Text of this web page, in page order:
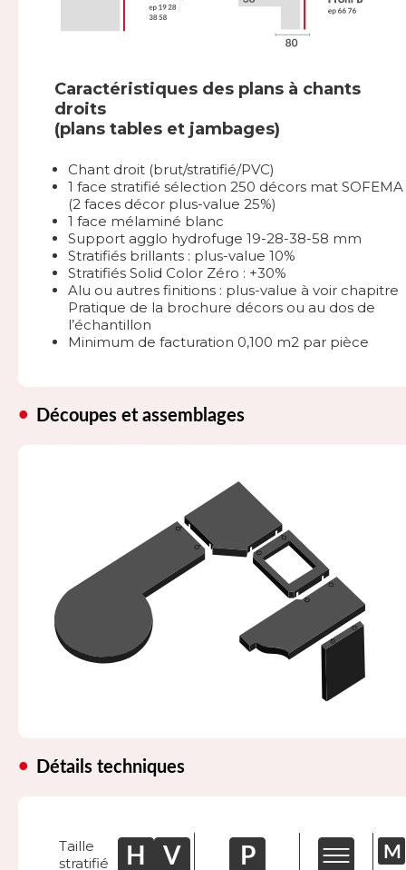
Caractéristiques des plans à chants
droits
(plans tables et jambages)
Chant droit (brut/stratifié/PVC)
1 face stratifié sélection 250 décors mat SOFEMA
(2 faces décor plus-value 25%)
1 face mélaminé blanc
Support agglo hydrofuge 19-28-38-58 mm
Stratifiés brillants : plus-value 10%
Stratifiés Solid Color Zéro : +30%
Alu ou autres finitions : plus-value à voir chapitre
Pratique de la brochure décors ou au dos de
l’échantillon
Minimum de facturation 0,100 m2 par pièce
Découpes et assemblages
Détails techniques
Taille
stratifié